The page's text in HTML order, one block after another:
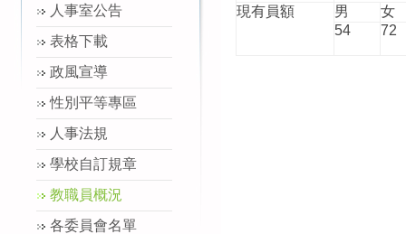
人事室公告
表格下載
政風宣導
性別平等專區
人事法規
學校自訂規章
教職員概況
各委員會名單
現有員額
男
女
54
72